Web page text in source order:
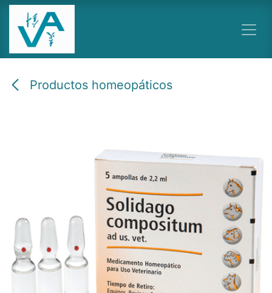
Ir al contenido
Productos homeopáticos